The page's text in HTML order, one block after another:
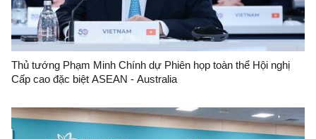
Thủ tướng Phạm Minh Chính dự Phiên họp toàn thể Hội nghị
Cấp cao đặc biệt ASEAN - Australia